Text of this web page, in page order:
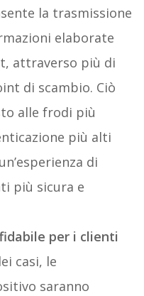
la trasmissione
elaborate
attraverso più di
di scambio. Ciò
alle frodi più
più alti
di
più sicura e
per i clienti
casi, le
saranno